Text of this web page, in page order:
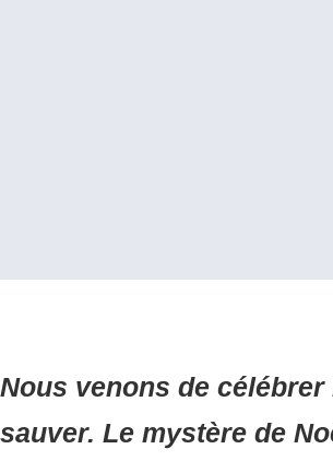
Nous venons de
sauver. Le mystère de